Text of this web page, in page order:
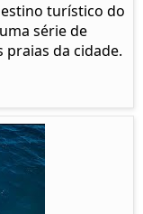
turístico do
série de
da cidade.